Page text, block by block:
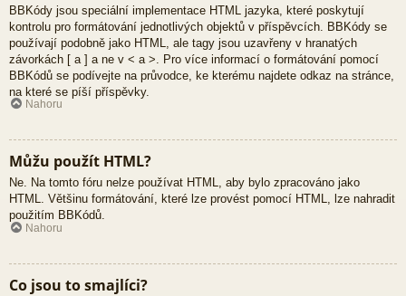
BBKódy jsou speciální implementace HTML jazyka, které poskytují
kontrolu pro formátování jednotlivých objektů v příspěvcích. BBKódy se
používají podobně jako HTML, ale tagy jsou uzavřeny v hranatých
závorkách [ a ] a ne v < a >. Pro více informací o formátování pomocí
BBKódů se podívejte na průvodce, ke kterému najdete odkaz na stránce,
na které se píší příspěvky.
Nahoru
Můžu použít HTML?
Ne. Na tomto fóru nelze používat HTML, aby bylo zpracováno jako
HTML. Většinu formátování, které lze provést pomocí HTML, lze nahradit
použitím BBKódů.
Nahoru
Co jsou to smajlíci?